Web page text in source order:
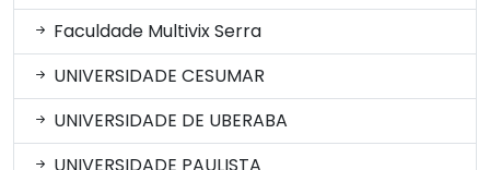
Faculdade Multivix Serra
UNIVERSIDADE CESUMAR
UNIVERSIDADE DE UBERABA